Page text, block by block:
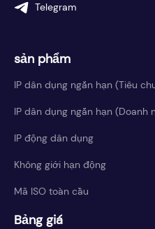
Telegram
sản phẩm
IP dân dụng ngắn hạn (Tiêu
IP dân dụng ngắn hạn (Doanh
IP động dân dụng
Không giới hạn động
Mã ISO toàn cầu
Bảng giá